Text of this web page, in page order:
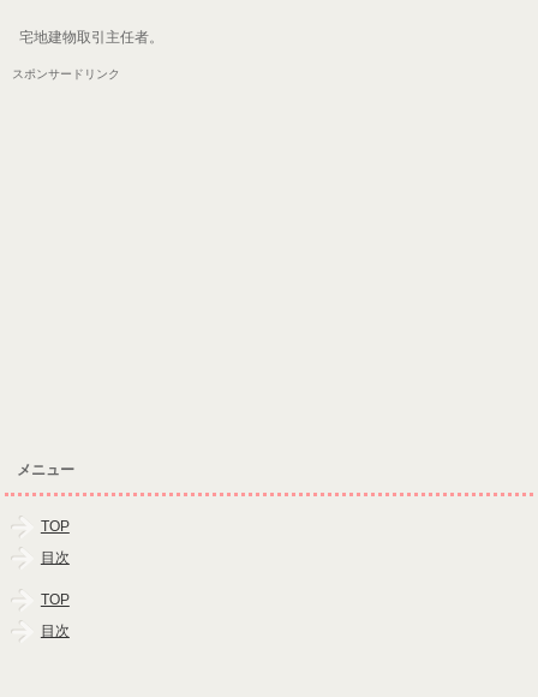
宅地建物取引主任者。
スポンサードリンク
メニュー
TOP
目次
TOP
目次